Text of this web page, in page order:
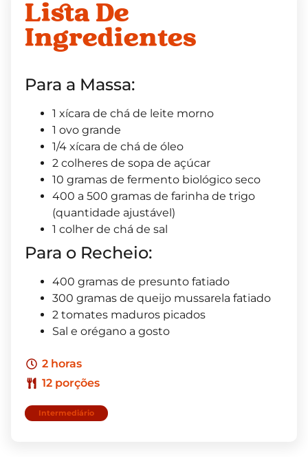
Lista De
Ingredientes
Para a Massa:
1 xícara de chá de leite morno
1 ovo grande
1/4 xícara de chá de óleo
2 colheres de sopa de açúcar
10 gramas de fermento biológico seco
400 a 500 gramas de farinha de trigo
(quantidade ajustável)
1 colher de chá de sal
Para o Recheio:
400 gramas de presunto fatiado
300 gramas de queijo mussarela fatiado
2 tomates maduros picados
Sal e orégano a gosto
2 horas
12 porções
Intermediário